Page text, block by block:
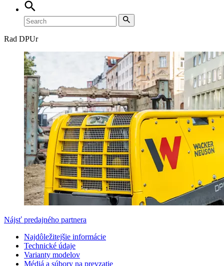
Rad DPUr
Nájsť predajného partnera
Najdôležitejšie informácie
Technické údaje
Varianty modelov
Médiá a súbory na prevzatie